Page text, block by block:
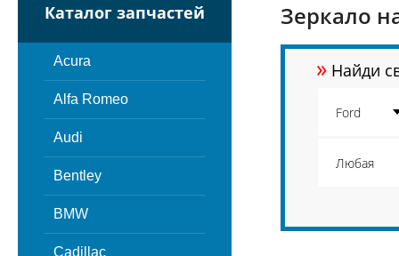
Каталог запчастей
Acura
Alfa Romeo
Audi
Bentley
BMW
Cadillac
Зеркало
» Найди